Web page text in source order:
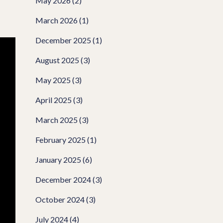
March 2026(1)
December 2025 (1)
August 2025 (3)
May 2025 (3)
April 2025 (3)
March 2025 (3)
February 2025 (1)
January 2025 (6)
December 2024(3)
October 2024(3)
July 2024(4)